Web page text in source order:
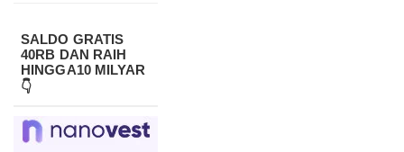
SALDO GRATIS
40RB DAN RAIH
HINGGA10 MILYAR
👇